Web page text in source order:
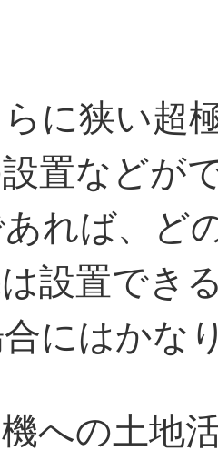
に狭い超
置などが
れば、ど
設置でき
にはかな
への土地